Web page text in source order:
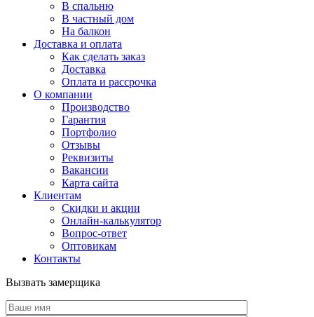
В спальню
В частный дом
На балкон
Доставка и оплата
Как сделать заказ
Доставка
Оплата и рассрочка
О компании
Производство
Гарантия
Портфолио
Отзывы
Реквизиты
Вакансии
Карта сайта
Клиентам
Скидки и акции
Онлайн-калькулятор
Вопрос-ответ
Оптовикам
Контакты
Вызвать замерщика